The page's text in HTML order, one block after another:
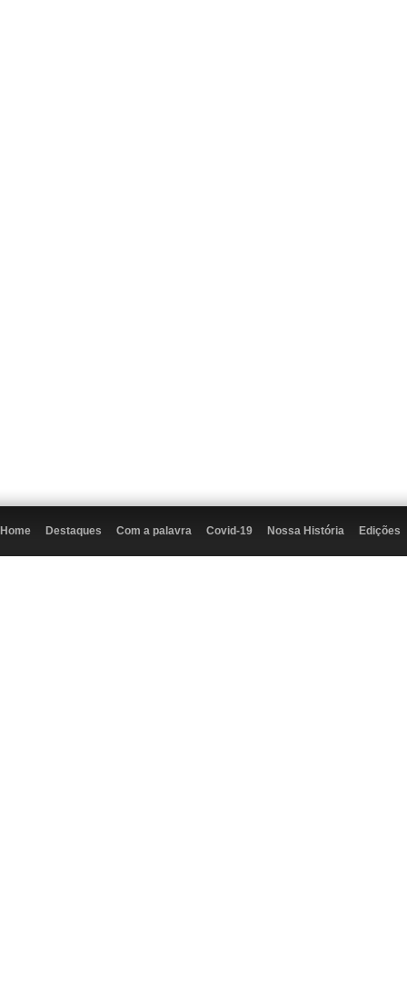
Home Destaques Com a palavra Covid-19 Nossa História Edições